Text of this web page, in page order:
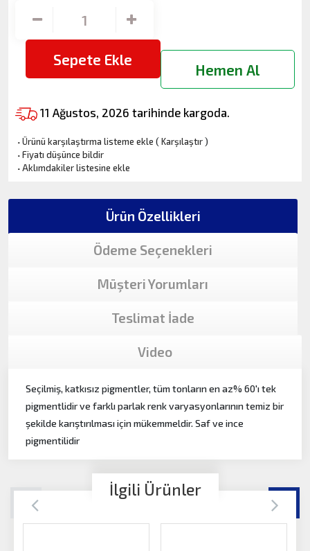
Sepete Ekle
Hemen Al
11 Ağustos, 2026 tarihinde kargoda.
·Ürünü karşılaştırma listeme ekle (Karşılaştır)
·Fiyatı düşünce bildir
·Aklımdakiler listesine ekle
Ürün Özellikleri
Ödeme Seçenekleri
Müşteri Yorumları
Teslimat İade
Video
Seçilmiş, katkısız pigmentler, tüm tonların en az% 60'ı tek
pigmentlidir ve farklı parlak renk varyasyonlarının temiz bir
şekilde karıştırılması için mükemmeldir. Saf ve ince
pigmentilidir
İlgili Ürünler